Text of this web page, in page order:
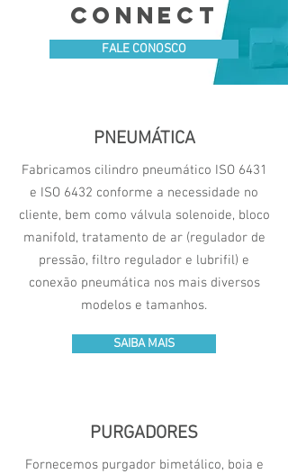
CONNECT
FALE CONOSCO
PNEUMÁTICA
Fabricamos cilindro pneumático ISO 6431
e ISO 6432 conforme a necessidade no
cliente, bem como válvula solenoide, bloco
manifold, tratamento de ar (regulador de
pressão, filtro regulador e lubrifil) e
conexão pneumática nos mais diversos
modelos e tamanhos.
SAIBA MAIS
PURGADORES
Fornecemos purgador bimetálico, boia e